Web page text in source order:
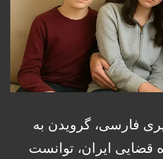
فارسی، گرویدن به
قضایی ایران، توانست